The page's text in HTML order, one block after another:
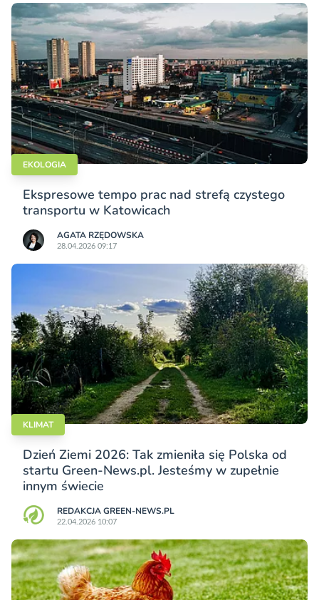
EKOLOGIA
Ekspresowe tempo prac nad strefą czystego
transportu w Katowicach
AGATA RZĘDOWSKA
28.04.2026 09:17
KLIMAT
Dzień Ziemi 2026: Tak zmieniła się Polska od
startu Green-News.pl. Jesteśmy w zupełnie
innym świecie
REDAKCJA GREEN-NEWS.PL
22.04.2026 10:07